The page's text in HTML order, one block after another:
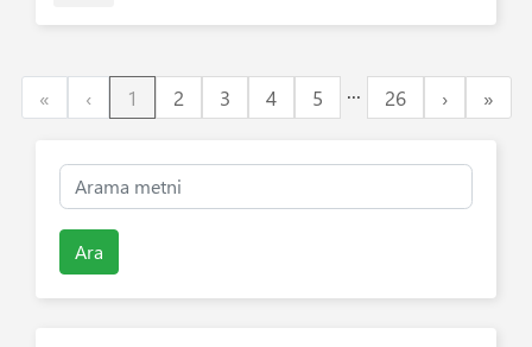
«First ‹Previous
1 2 3 4 5 ... 26 ›Next»Last
Ara